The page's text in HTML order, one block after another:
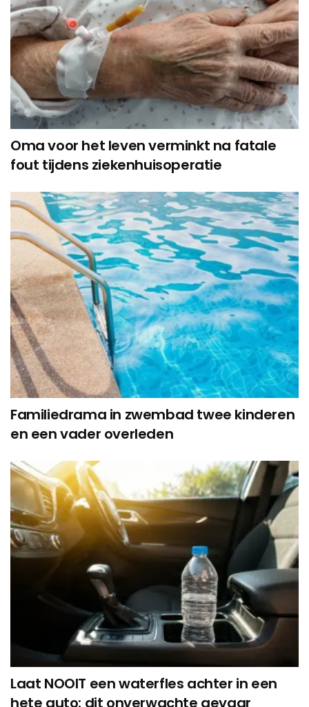
Oma voor het leven verminkt na fatale
fout tijdens ziekenhuisoperatie
Familiedrama in zwembad twee kinderen
en een vader overleden
Laat NOOIT een waterfles achter in een
hete auto: dit onverwachte gevaar